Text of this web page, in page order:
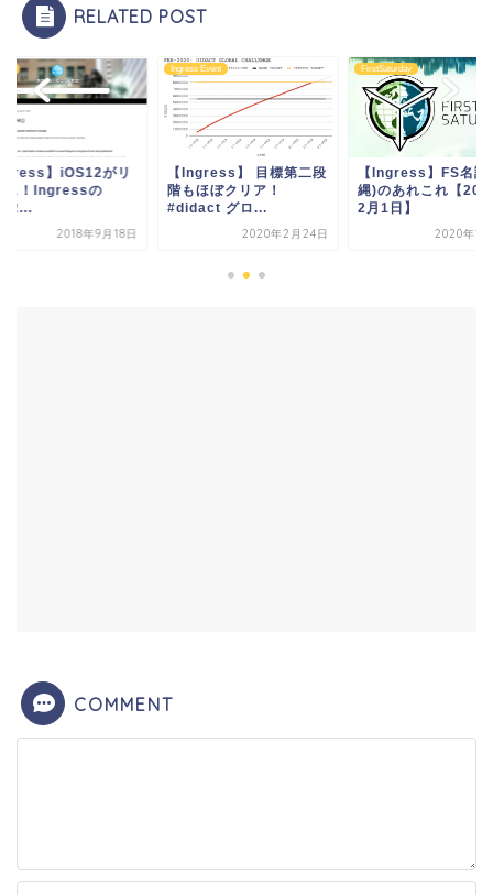
RELATED POST
】iOS12がリ
ス！Ingressの
2018年9月18日
Ingress Event
【Ingress】 目標第二段
階もほぼクリア！
#didact グロ...
2020年2月24日
FirstSaturday
【Ingress】FS名護
縄)のあれこれ【
2月1日】
2020年1
COMMENT